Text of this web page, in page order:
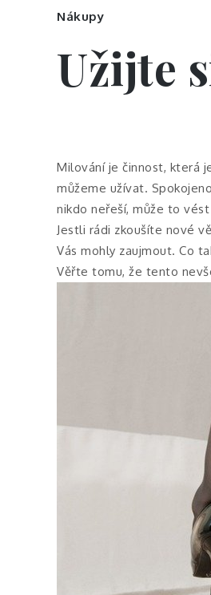
Nákupy
Užijte
Milování je činnost, která
můžeme užívat.
nikdo neřeší, může to
Jestli rádi zkoušíte nové
Vás mohly zaujmout. Co
Věřte tomu, že tento